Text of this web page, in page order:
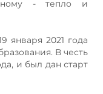
- тепло и
января 2021 года
В честь
и был дан старт